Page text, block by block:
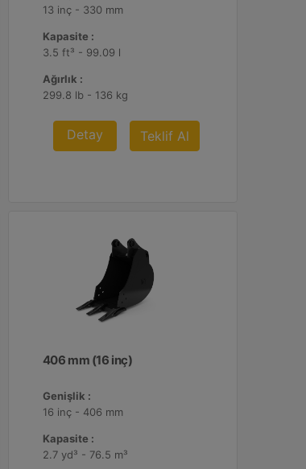
13 inç - 330 mm
Kapasite :
3.5 ft³ - 99.09 l
Ağırlık :
299.8 lb - 136 kg
Detay Teklif Al
406 mm (16 inç)
Genişlik :
16 inç - 406 mm
Kapasite :
2.7 yd³ - 76.5 m³